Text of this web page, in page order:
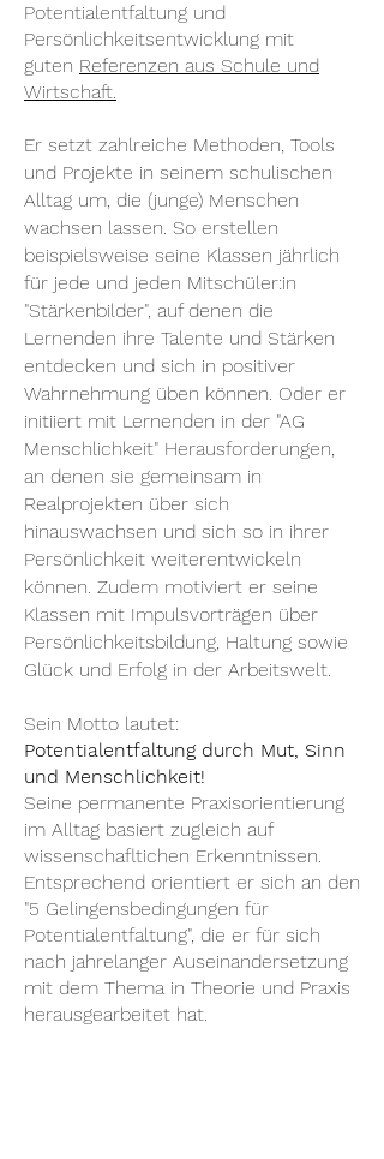
Potentialentfaltung und
Persönlichkeitsentwicklung mit
guten Referenzen aus Schule und
Wirtschaft.​
Er setzt zahlreiche Methoden, Tools
und Projekte in seinem schulischen
Alltag um, die (junge) Menschen
wachsen lassen. So erstellen
beispielsweise seine Klassen jährlich
für jede und jeden Mitschüler:in
"Stärkenbilder", auf denen die
Lernenden ihre Talente und Stärken
entdecken und sich in positiver
Wahrnehmung üben können. Oder er
initiiert mit Lernenden in der "AG
Menschlichkeit" Herausforderungen,
an denen sie gemeinsam in
Realprojekten über sich
hinauswachsen und sich so in ihrer
Persönlichkeit weiterentwickeln
können. Zudem motiviert er seine
Klassen mit Impulsvorträgen über
Persönlichkeitsbildung, Haltung sowie
Glück und Erfolg in der Arbeitswelt.
Sein Motto lautet:
Potentialentfaltung durch Mut, Sinn
und Menschlichkeit!
Seine permanente Praxisorientierung
im Alltag basiert zugleich auf
wissenschafltichen Erkenntnissen.
Entsprechend orientiert er sich an den
"5 Gelingensbedingungen für
Potentialentfaltung", die er für sich
nach jahrelanger Auseinandersetzung
mit dem Thema in Theorie und Praxis
herausgearbeitet hat.